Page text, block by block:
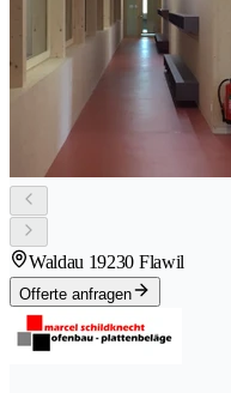
Waldau 19230 Flawil
Offerte anfragen